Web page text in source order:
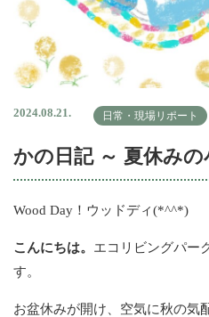
2024.08.21. 日常・現場リポート
かの日記 ～ 夏休み
Wood Day！ウッドディ(*^^*)
こんにちは。 エコリビングパー
す。
お盆休みが開け、空気に秋の気